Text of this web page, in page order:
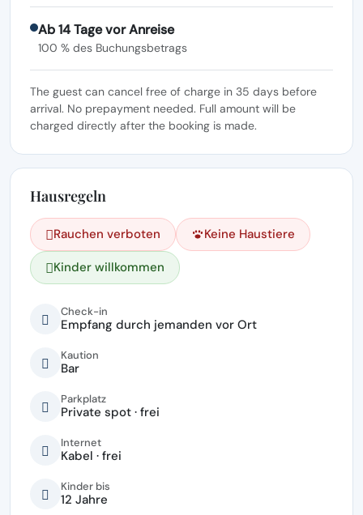
Ab 14 Tage vor Anreise
100 % des Buchungsbetrags
The guest can cancel free of charge in 35 days before
arrival. No prepayment needed. Full amount will be
charged directly after the booking is made.
Hausregeln
Rauchen verboten Keine Haustiere
Kinder willkommen
Check-in
Empfang durch jemanden vor Ort
Kaution
Bar
Parkplatz
Private spot · frei
Internet
Kabel · frei
Kinder bis
12 Jahre